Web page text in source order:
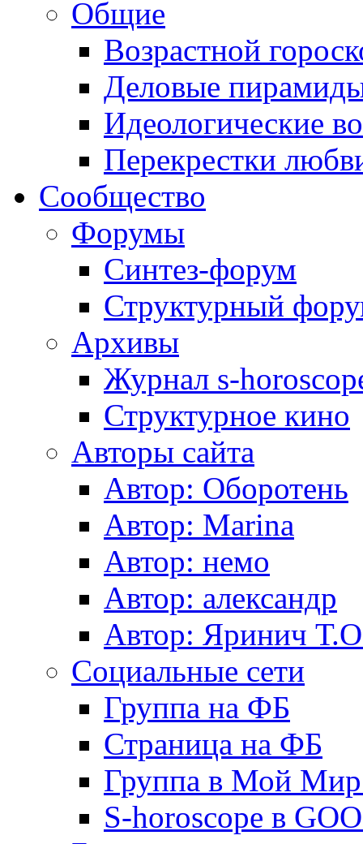
Общие
Возрастной
Деловые
Идеологические
Перекрестки
Сообщество
Форумы
Синтез-форум
Структурный
Архивы
Журнал s-
Структурное кино
Авторы сайта
Автор: Оборотень
Автор: Marina
Автор: немo
Автор: александр
Автор: Яринич
Социальные сети
Группа на ФБ
Страница на ФБ
Группа в Мой
S-horoscope в